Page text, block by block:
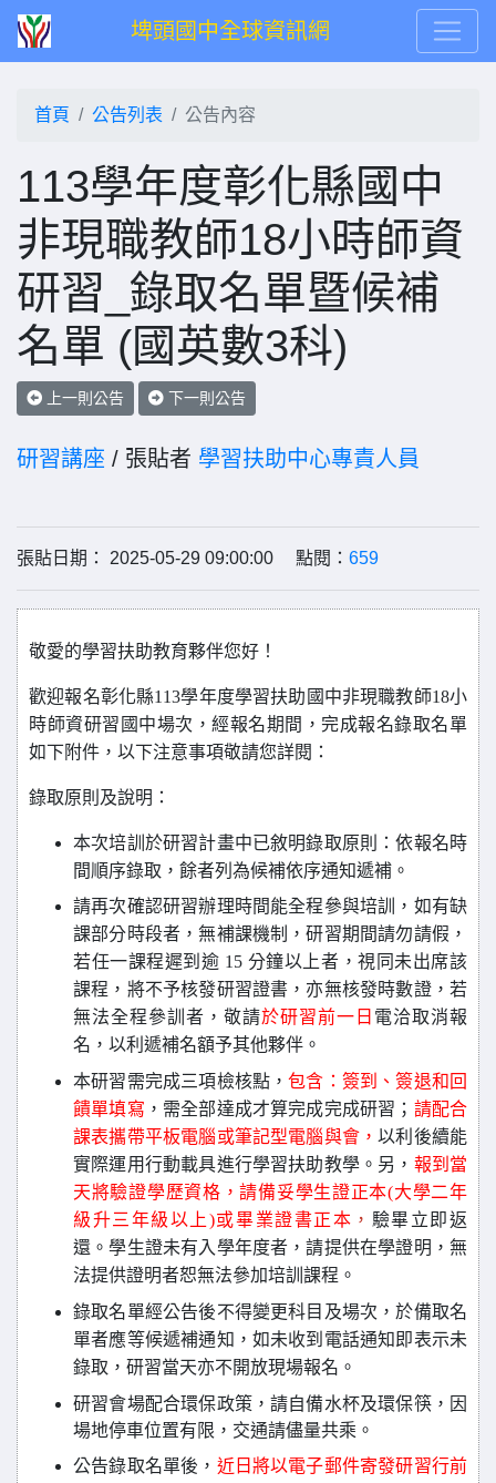
埤頭國中全球資訊網
首頁 公告列表 公告內容
113學年度彰化縣國中
非現職教師18小時師資
研習_錄取名單暨候補
名單 (國英數3科)
上一則公告 下一則公告
研習講座 / 張貼者 學習扶助中心專責人員
張貼日期： 2025-05-29 09:00:00 點閱： 659
敬愛的學習扶助教育夥伴您好！
歡迎報名彰化縣113學年度學習扶助國中非現職教師18小
時師資研習國中場次 ，經報名期間，完成報名錄取名單
如下附件，以下注意事項敬請您詳閱：
錄取原則及說明：
本次培訓於研習計畫中已敘明錄取原則：依報名時
間順序錄取，餘者列為候補依序通知遞補。
請再次確認研習辦理時間能全程參與培訓，如有缺
課部分時段者，無補課機制，研習期間請勿請假，
若任一課程遲到逾 15 分鐘以上者，視同未出席該
課程，將不予核發研習證書，亦無核發時數證，若
無法全程參訓者，敬請於研習前一日 電洽取消報
名，以利遞補名額予其他夥伴。
本研習需完成三項檢核點，包含：簽到、簽退和回
饋單填寫 ，需全部達成才算完成完成研習； 請配合
課表攜帶平板電腦或筆記型電腦與會，以利後續能
實際運用行動載具進行學習扶助教學。另， 報到當
天將驗證學歷資格，請備妥學生證正本(大學二年
級升三年級以上)或畢業證書正本 ， 驗畢立即返
還。學生證未有入學年度者，請提供在學證明，無
法提供證明者恕無法參加培訓課程。
錄取名單經公告後不得變更科目及場次，於備取名
單者應等候遞補通知，如未收到電話通知即表示未
錄取，研習當天亦不開放現場報名。
研習會場配合環保政策，請自備水杯及環保筷，因
場地停車位置有限，交通請儘量共乘。
公告錄取名單後， 近日將以電子郵件寄發研習行前